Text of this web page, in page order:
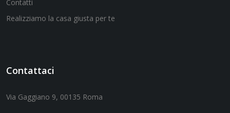
Contatti
Realizziamo la casa giusta per te
Contattaci
Via Gaggiano 9, 00135 Roma